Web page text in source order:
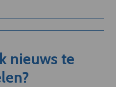
nieuws te